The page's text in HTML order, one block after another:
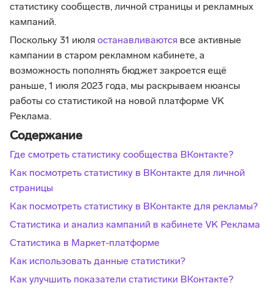
статистику сообществ, личной страницы и рекламных
кампаний.
Поскольку 31 июля останавливаются все активные
кампании в старом рекламном кабинете, а
возможность пополнять бюджет закроется ещё
раньше, 1 июля 2023 года, мы раскрываем нюансы
работы со статистикой на новой платформе VK
Реклама.
Содержание
Где смотреть статистику сообщества ВКонтакте?
Как посмотреть статистику в ВКонтакте для личной
страницы
Как посмотреть статистику в ВКонтакте для рекламы?
Статистика и анализ кампаний в кабинете VK Реклама
Статистика в Маркет-платформе
Как использовать данные статистики?
Как улучшить показатели статистики ВКонтакте?